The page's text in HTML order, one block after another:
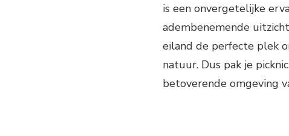
is een onvergetelijke
adembenemende
eiland de perfecte plek
natuur. Dus pak je
betoverende omgeving